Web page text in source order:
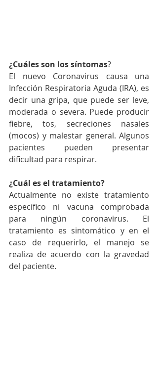
¿Cuáles son los síntomas?​​​​​​​​​
El nuevo Coronavirus causa una
Infección Respiratoria Aguda (IRA), es
decir una gripa, que puede ser leve,
moderada o severa. Puede producir
fiebre, tos, secreciones nasales
(mocos) y malestar general. Algunos
pacientes pueden presentar
dificultad para respirar.
¿Cuál es el tratamiento?
Actualmente no existe tratamiento
específico ni vacuna comprobada
para ningún coronavirus. El
tratamiento es sintomático y en el
caso de requerirlo, el manejo se
realiza de acuerdo con la gravedad
del paciente.